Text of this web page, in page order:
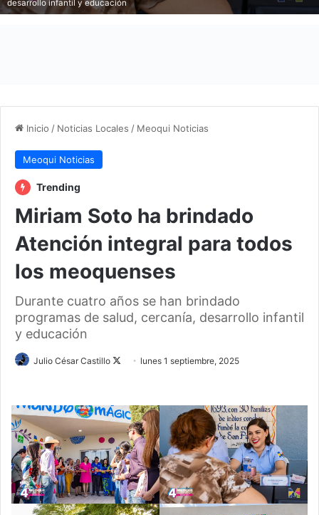
desarrollo infantil y educación
Inicio / Noticias Locales / Meoqui Noticias
Meoqui Noticias
Trending
Miriam Soto ha brindado
Atención integral para todos
los meoquenses
Durante cuatro años se han brindado
programas de salud, cercanía, desarrollo infantil
y educación
Julio César Castillo
Followlunes 1 septiembre, 2025